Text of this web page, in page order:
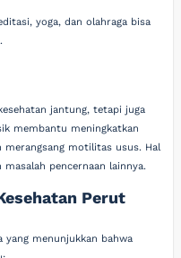
yoga, dan olahraga bisa
jantung, tetapi juga
membantu meningkatkan
motilitas usus. Hal
pencernaan lainnya.
Perut
yang menunjukkan bahwa